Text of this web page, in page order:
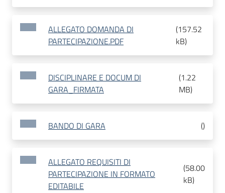
ALLEGATO DOMANDA DI
PARTECIPAZIONE.PDF
(157.52
kB)
DISCIPLINARE E DOCUM DI
GARA_FIRMATA
(1.22
MB)
BANDO DI GARA ()
ALLEGATO REQUISITI DI
PARTECIPAZIONE IN FORMATO
EDITABILE
(58.00
kB)